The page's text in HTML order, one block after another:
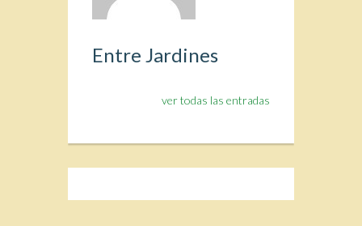
Entre Jardines
ver todas las entradas